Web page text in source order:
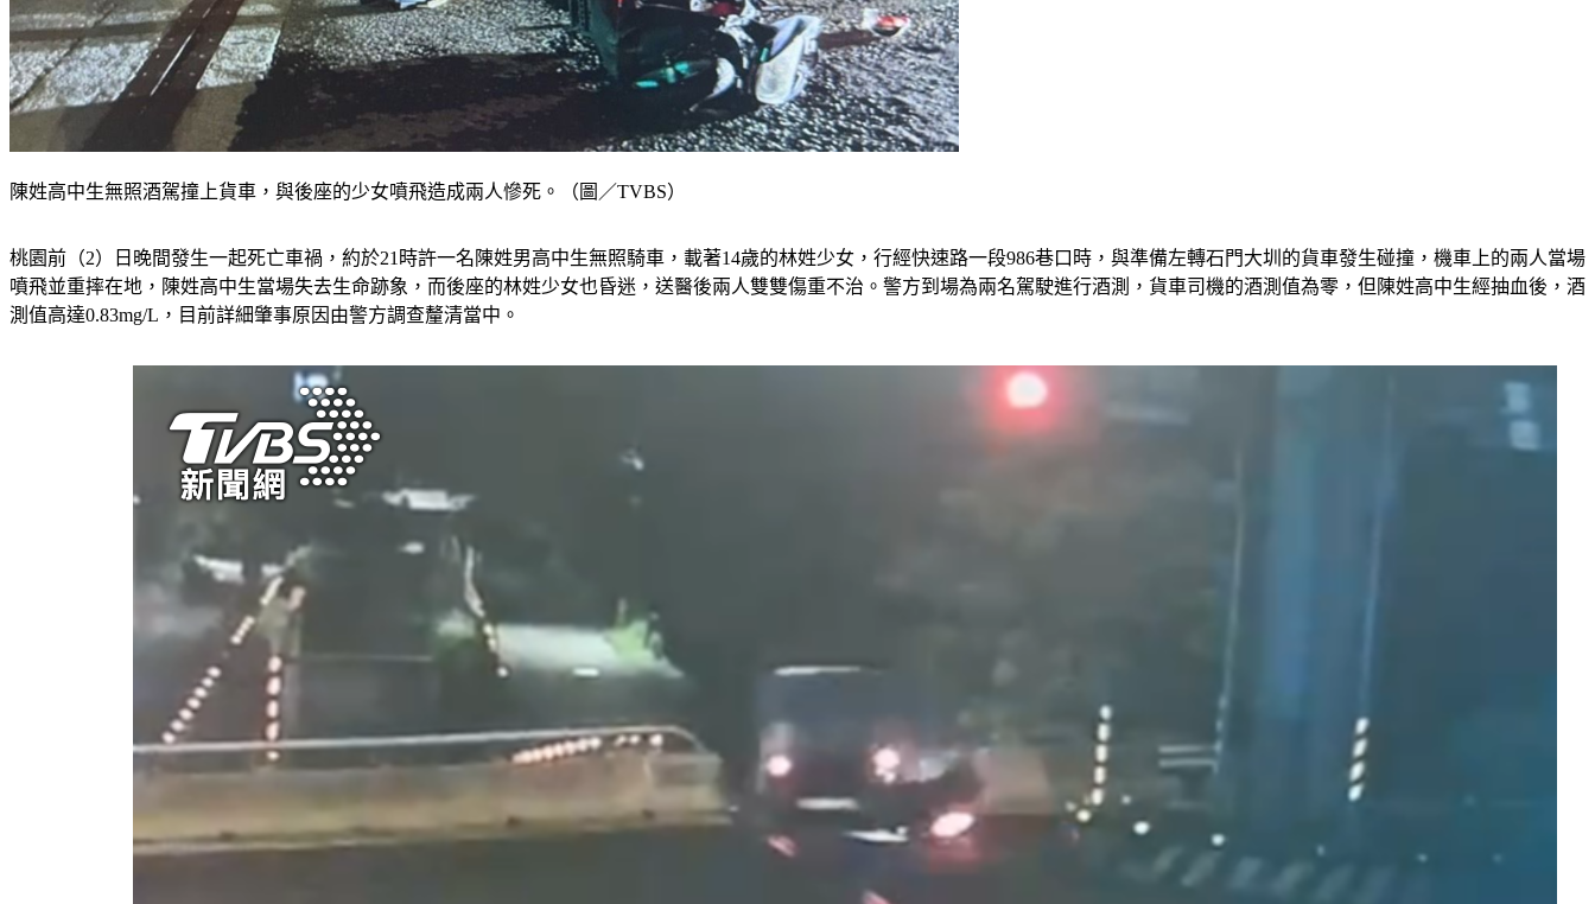
陳姓高中生無照酒駕撞上貨車，與後座的少女噴飛造成兩人慘死。（圖／TVBS）
桃園前（2）日晚間發生一起死亡車禍，約於21時許一名陳姓男高中生無照騎車，載著14歲的林姓少女，行經快速路一段986巷口時，與準備左轉石門大圳的貨車發生碰撞，機車上的兩人當場
噴飛並重摔在地，陳姓高中生當場失去生命跡象，而後座的林姓少女也昏迷，送醫後兩人雙雙傷重不治。警方到場為兩名駕駛進行酒測，貨車司機的酒測值為零，但陳姓高中生經抽血後，酒
測值高達0.83mg/L，目前詳細肇事原因由警方調查釐清當中。